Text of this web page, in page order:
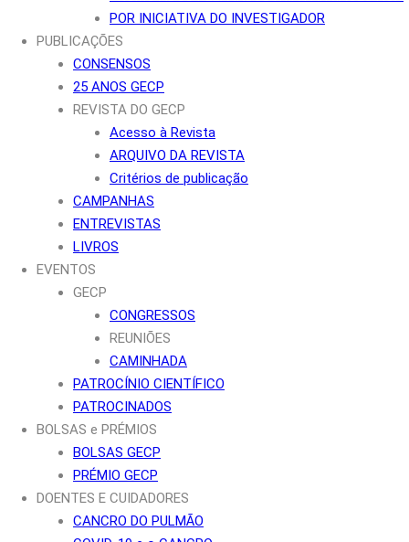
POR INICIATIVA DO INVESTIGADOR
PUBLICAÇÕES
CONSENSOS
25 ANOS GECP
REVISTA DO GECP
Acesso à Revista
ARQUIVO DA REVISTA
Critérios de publicação
CAMPANHAS
ENTREVISTAS
LIVROS
EVENTOS
GECP
CONGRESSOS
REUNIÕES
CAMINHADA
PATROCÍNIO CIENTÍFICO
PATROCINADOS
BOLSAS e PRÉMIOS
BOLSAS GECP
PRÉMIO GECP
DOENTES E CUIDADORES
CANCRO DO PULMÃO